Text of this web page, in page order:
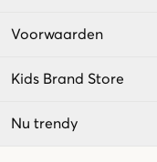
Voorwaarden
Kids Brand Store
Nu trendy